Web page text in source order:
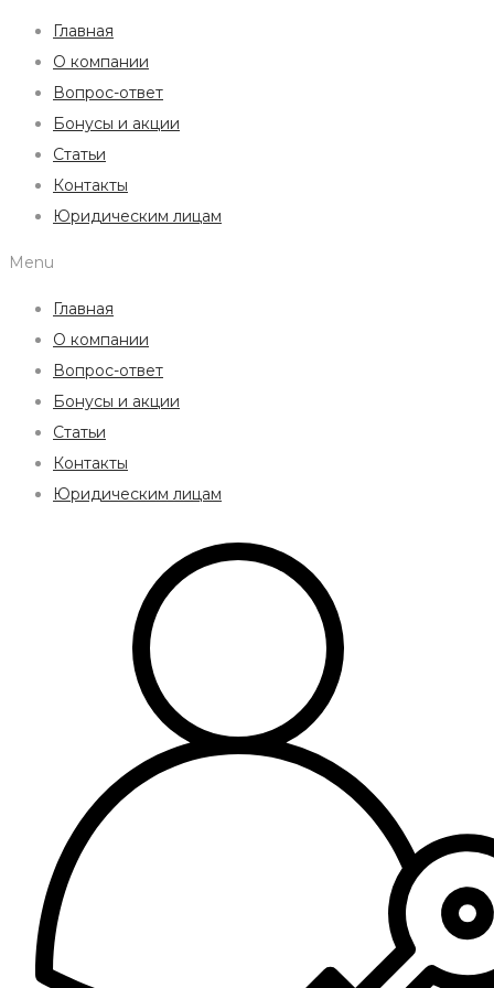
Главная
О компании
Вопрос-ответ
Бонусы и акции
Статьи
Контакты
Юридическим лицам
Menu
Главная
О компании
Вопрос-ответ
Бонусы и акции
Статьи
Контакты
Юридическим лицам